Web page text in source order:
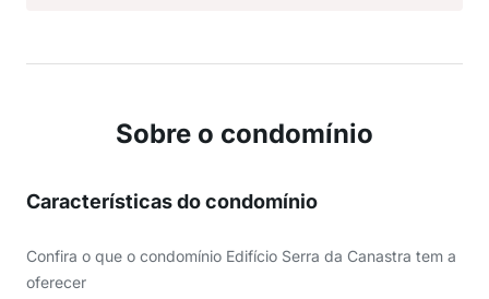
Sobre o condomínio
Características do condomínio
Confira o que o condomínio Edifício Serra da Canastra tem a
oferecer